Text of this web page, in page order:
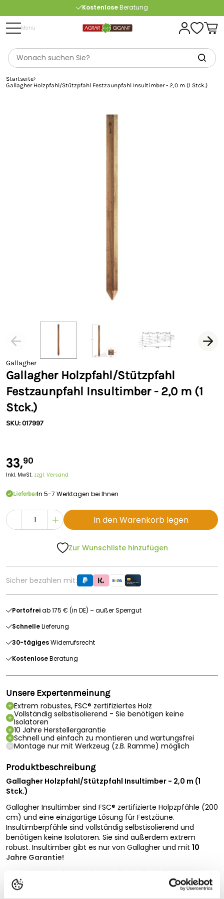
KostenloseBeratung
ab 175 € (in DE) – außer Sperrgut
Menü
Startseite
Gallagher Holzpfahl/Stützpfahl Festzaunpfahl Insultimber - 2,0 m (1 Stck.)
Gallagher
Gallagher Holzpfahl/Stützpfahl
Festzaunpfahl Insultimber - 2,0 m (1
Stck.)
SKU: 017997
33,90
Inkl. MwSt. zzgl. Versand
LieferbarIn 5-7 Werktagen bei Ihnen
In den Warenkorb legen
Zur Wunschliste hinzufügen
Sicher bezahlen mit:
Portofreiab 175 € (in DE) – außer Sperrgut
SchnelleLieferung
30-tägigesWiderrufsrecht
KostenloseBeratung
Unsere Expertenmeinung
Extrem robustes, FSC® zertifiziertes Holz
Vollständig selbstisolierend - Sie benötigen keine
Isolatoren
10 Jahre Herstellergarantie
Schnell und einfach zu montieren und wartungsfrei
Montage nur mit Werkzeug (z.B. Ramme) möglich
Produktbeschreibung
Gallagher Holzpfahl/Stützpfahl Insultimber - 2,0 m (1
Stck.)
Gallagher Insultimber sind FSC® zertifizierte Holpzpfähle (200
cm) und eine einzigartige Lösung für Festzäune.
Insultimberpfähle sind vollständig selbstisolierend und
benötigen keine Isolatoren. Sie sind außerdem extrem
robust. Insultimber gibt es nur von Gallagher und mit 10
Jahre Garantie!
Das Besondere dieser Holzart ist ihre selbstisolierende
Eigenschaft, wodurch auf Isolatoren verzichtet werden kann.
Zudem zeichnet sich dieser Pfahl durch seine lange
Vollständige Beschreibung lesen